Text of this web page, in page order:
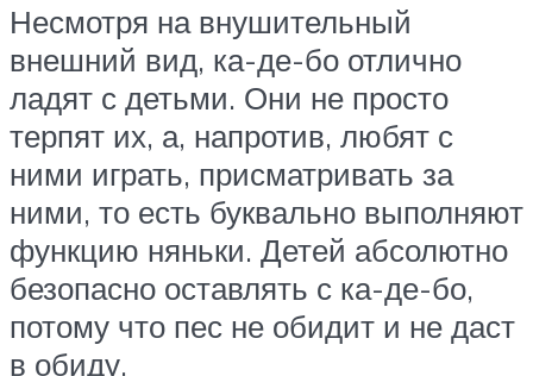
Несмотря на внушительный
внешний вид, ка-де-бо отлично
ладят с детьми. Они не просто
терпят их, а, напротив, любят с
ними играть, присматривать за
ними, то есть буквально выполняют
функцию няньки. Детей абсолютно
безопасно оставлять с ка-де-бо,
потому что пес не обидит и не даст
в обиду.